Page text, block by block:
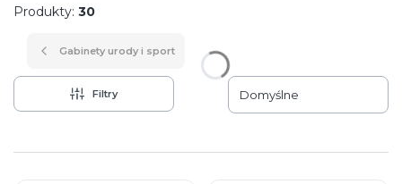
Produkty: 30
Gabinety urody i sport
Filtry Domyślne